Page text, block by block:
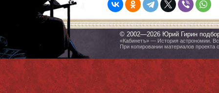
© 2002—2026 Юрий Гирин
«Кабинетъ» — История астрономии.
При копировании материалов проекта